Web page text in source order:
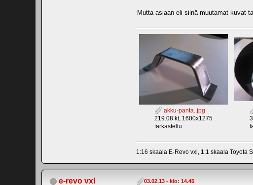
Mutta asiaan eli siinä muutamat kuvat
akku-panta..jpg
219.08 kt, 1600x1275
tarkasteltu
1:16 skaala E-Revo vxl, 1:1 skaala Toyota
e-revo vxl 03.02.13 - klo: 14.45